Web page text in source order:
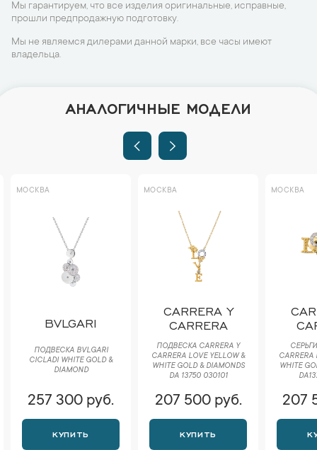
Мы гарантируем, что все изделия оригинальные, исправные,
прошли предпродажную подготовку.
Мы не являемся дилерами данной марки, все часы имеют
владельца.
АНАЛОГИЧНЫЕ МОДЕЛИ
МОСКВА
BVLGARI
ПОДВЕСКА BVLGARI
CICLADI WHITE GOLD &
DIAMOND
257 300 руб.
КУПИТЬ
МОСКВА
CARRERA Y
CARRERA
ПОДВЕСКА CARRERA Y
CARRERA LOVE YELLOW &
WHITE GOLD & DIAMONDS
DA 13750 030101
207 500 руб.
КУПИТЬ
МОСКВА
CARRERA
WHITE
207